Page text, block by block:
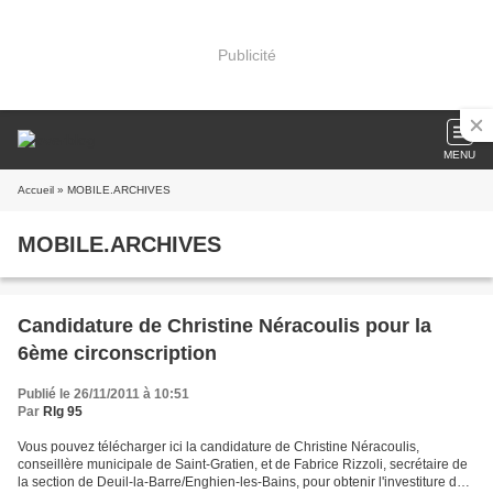
Publicité
MENU
Accueil » MOBILE.ARCHIVES
MOBILE.ARCHIVES
Candidature de Christine Néracoulis pour la
6ème circonscription
Publié le 26/11/2011 à 10:51
Par Rlg 95
Vous pouvez télécharger ici la candidature de Christine Néracoulis,
conseillère municipale de Saint-Gratien, et de Fabrice Rizzoli, secrétaire de
la section de Deuil-la-Barre/Enghien-les-Bains, pour obtenir l'investiture du